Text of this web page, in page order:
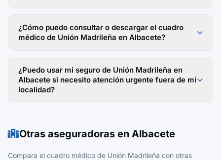
¿Cómo puedo consultar o descargar el cuadro
médico de Unión Madrileña en Albacete?
¿Puedo usar mi seguro de Unión Madrileña en
Albacete si necesito atención urgente fuera de mi
localidad?
Otras aseguradoras en Albacete
Compara el cuadro médico de Unión Madrileña con otras